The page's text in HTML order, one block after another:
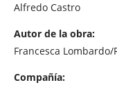
Alfredo Castro
Autor de la obra:
Francesca
Compañía: